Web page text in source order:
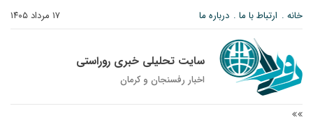
۱۷ مرداد ۱۴۰۵ خانه ارتباط با ما درباره ما
سایت تحلیلی خبری روراستی
اخبار رفسنجان و كرمان